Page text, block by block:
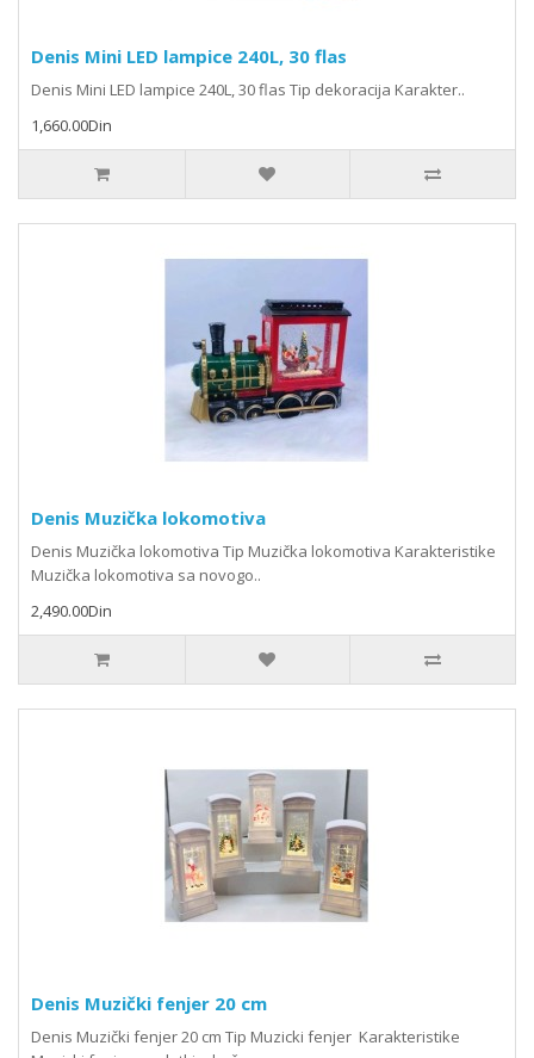
Denis Mini LED lampice 240L, 30 flas
Denis Mini LED lampice 240L, 30 flas Tip dekoracija Karakter..
1,660.00Din
Denis Muzička lokomotiva
Denis Muzička lokomotiva Tip Muzička lokomotiva Karakteristike
Muzička lokomotiva sa novogo..
2,490.00Din
Denis Muzički fenjer 20 cm
Denis Muzički fenjer 20 cm Tip Muzicki fenjer Karakteristike